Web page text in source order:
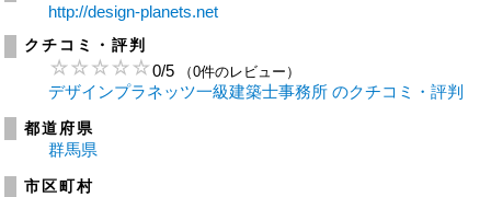
http://design-planets.net
クチコミ・評判
0/5 （0件のレビュー）
デザインプラネッツ一級建築士事務所 のクチコミ・評判
都道府県
群馬県
市区町村